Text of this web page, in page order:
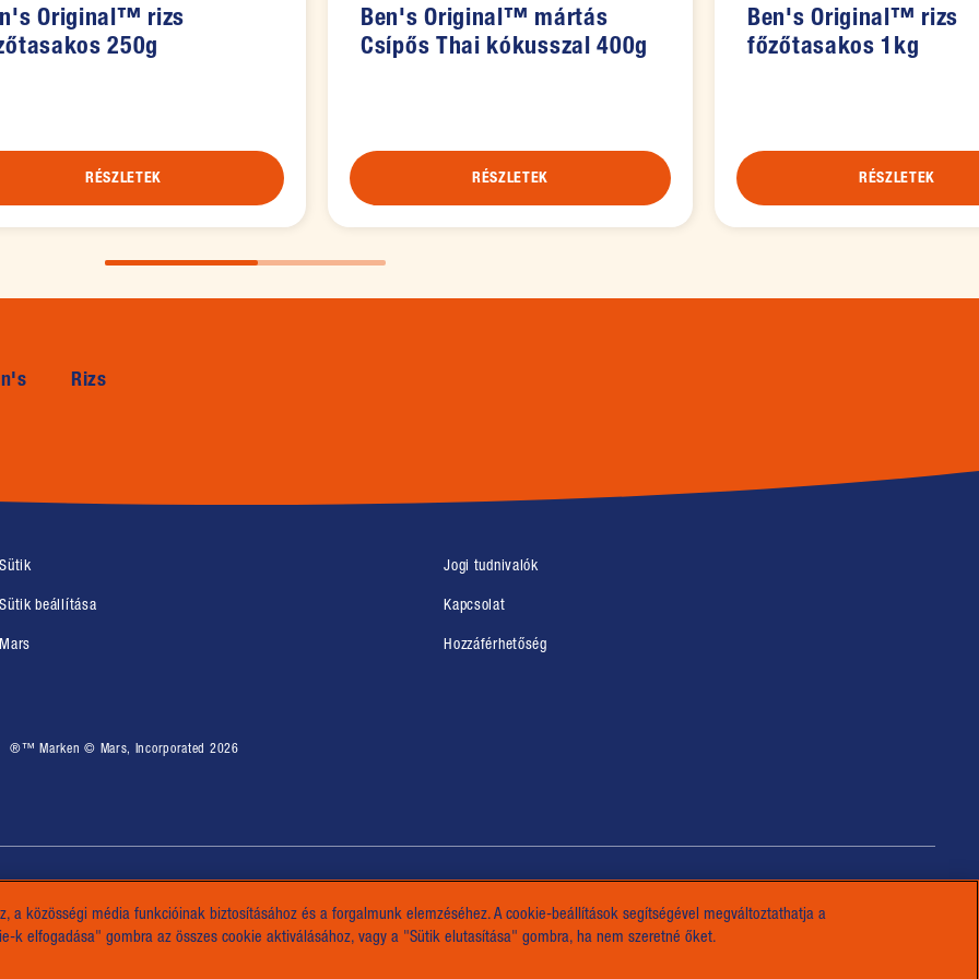
Original™ rizs
250g
RÉSZLETEK
Ben's Original™ mártás
Csípős Thai kókusszal 400g
RÉSZLETEK
Ben's Original™ rizs
főzőtasakos 1kg
RÉSZLETEK
new window)
Rizs
Sütik
(opens in new window) Jogi tudnivalók
(opens in new window)
Sütik beállítása Kapcsolat
(opens in new window)
Mars
(opens in new window) Hozzáférhetőség
(opens in new window)
®™ Marken © Mars, Incorporated 2026
a közösségi média funkcióinak biztosításához és a forgalmunk elemzéséhez. A cookie-beállítások segítségével megváltoztathatja a
k elfogadása" gombra az összes cookie aktiválásához, vagy a "Sütik elutasítása" gombra, ha nem szeretné őket.